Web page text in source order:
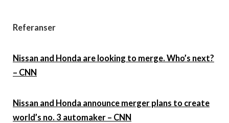
Referanser
Nissan and Honda are looking to merge. Who’s next?
– CNN
Nissan and Honda announce merger plans to create
world’s no. 3 automaker – CNN